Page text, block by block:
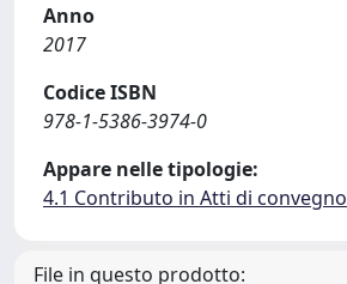
Anno
2017
Codice ISBN
978-1-5386-3974-0
Appare nelle tipologie:
4.1 Contributo in Atti di convegno
File in questo prodotto: